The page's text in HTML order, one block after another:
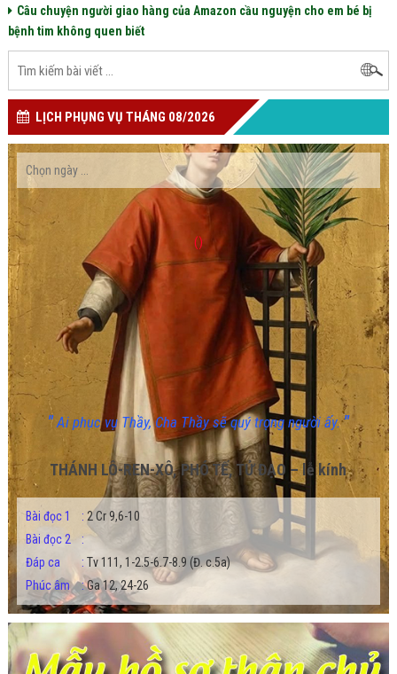
Câu chuyện người giao hàng của Amazon cầu nguyện cho em bé bị
bệnh tim không quen biết
LỊCH PHỤNG VỤ THÁNG 08/2026
()
"Ai phục vụ Thầy, Cha Thầy sẽ quý trọng người ấy."
THÁNH LÔ-REN-XÔ, PHÓ TẾ, TỬ ĐẠO – lễ kính
Bài đọc 1 : 2 Cr 9,6-10
Bài đọc 2
:
Đáp ca
: Tv 111, 1-2.5-6.7-8.9 (Đ. c.5a)
Phúc âm
:Ga 12, 24-26